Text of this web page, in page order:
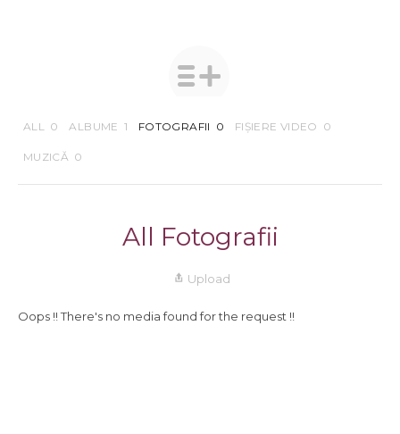
ALL 0 ALBUME 1 FOTOGRAFII 0 FIȘIERE VIDEO 0
MUZICĂ 0
All Fotografii
Upload
Oops !! There's no media found for the request !!